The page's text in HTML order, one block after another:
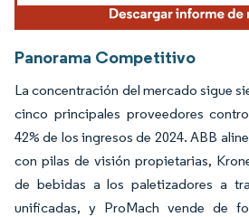
Panorama Competitivo
La concentración del mercado sigue
cinco principales proveedores
42% de los ingresos de 2024. ABB
con pilas de visión propietarias,
de bebidas a los paletizadores a
unificadas, y ProMach vende de